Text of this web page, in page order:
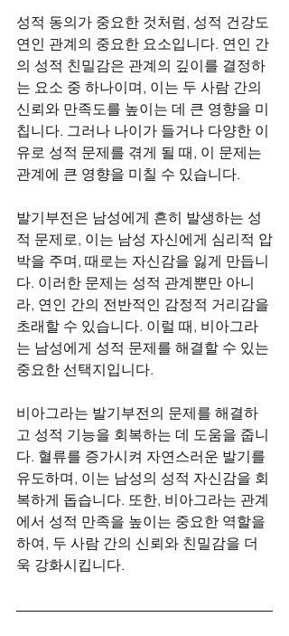
성적 동의가 중요한 것처럼, 성적 건강도
연인 관계의 중요한 요소입니다. 연인 간
의 성적 친밀감은 관계의 깊이를 결정하
는 요소 중 하나이며, 이는 두 사람 간의
신뢰와 만족도를 높이는 데 큰 영향을 미
칩니다. 그러나 나이가 들거나 다양한 이
유로 성적 문제를 겪게 될 때, 이 문제는
관계에 큰 영향을 미칠 수 있습니다.
발기부전은 남성에게 흔히 발생하는 성
적 문제로, 이는 남성 자신에게 심리적 압
박을 주며, 때로는 자신감을 잃게 만듭니
다. 이러한 문제는 성적 관계뿐만 아니
라, 연인 간의 전반적인 감정적 거리감을
초래할 수 있습니다. 이럴 때, 비아그라
는 남성에게 성적 문제를 해결할 수 있는
중요한 선택지입니다.
비아그라는 발기부전의 문제를 해결하
고 성적 기능을 회복하는 데 도움을 줍니
다. 혈류를 증가시켜 자연스러운 발기를
유도하며, 이는 남성의 성적 자신감을 회
복하게 돕습니다. 또한, 비아그라는 관계
에서 성적 만족을 높이는 중요한 역할을
하여, 두 사람 간의 신뢰와 친밀감을 더
욱 강화시킵니다.